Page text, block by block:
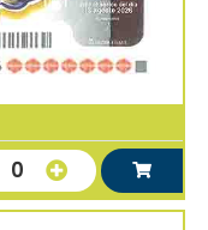
0